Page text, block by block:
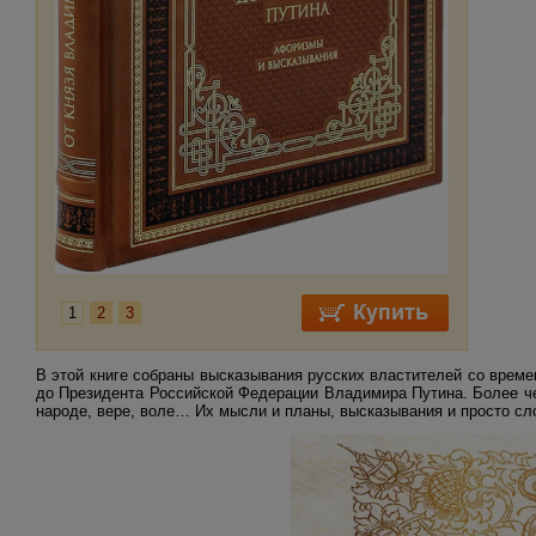
1 2 3
В этой книге собраны высказывания русских властителей со
до Президента Российской Федерации Владимира Путина. Более
народе, вере, воле… Их мысли и планы, высказывания и просто